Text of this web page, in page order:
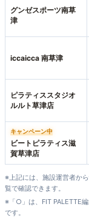
グンゼスポーツ南草
津
iccaicca 南草津
ピラティススタジオ
ルルト草津店
キャンペーン中
ビートピラティス滋
賀草津店
※上記には、施設運営者か
覧で確認できます。
※「○」は、FIT PALETTE
です。